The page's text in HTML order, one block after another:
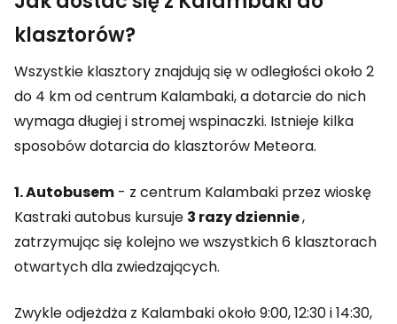
klasztorów?
Wszystkie klasztory znajdują się w odległości około 2
do 4 km od centrum Kalambaki, a dotarcie do nich
wymaga długiej i stromej wspinaczki. Istnieje kilka
sposobów dotarcia do klasztorów Meteora.
1. Autobusem - z centrum Kalambaki przez wioskę
Kastraki autobus kursuje 3 razy dziennie,
zatrzymując się kolejno we wszystkich 6 klasztorach
otwartych dla zwiedzających.
Zwykle odjeżdża z Kalambaki około 9:00, 12:30 i 14:30,